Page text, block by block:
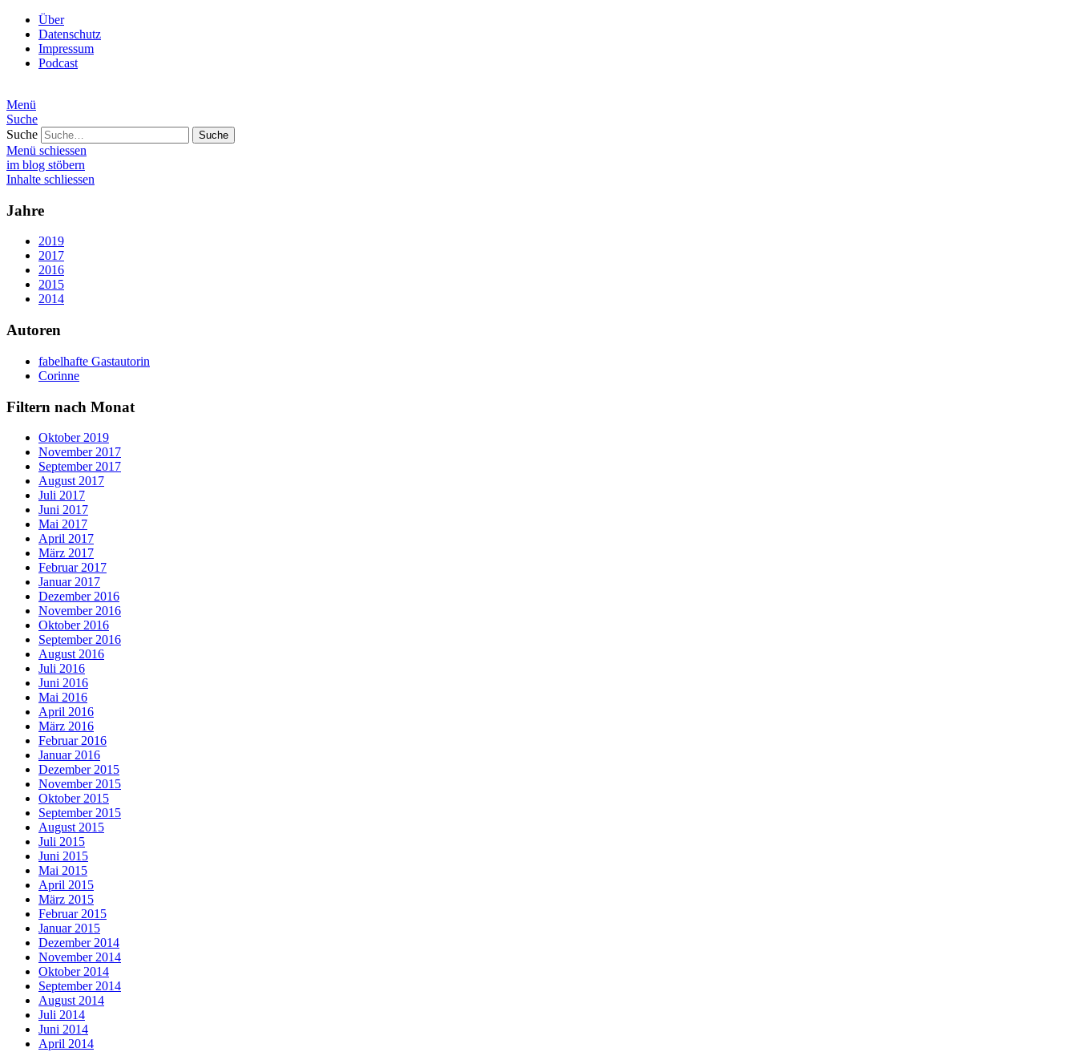
Über
Datenschutz
Impressum
Podcast
Menü
Suche
Suche
Menü schiessen
im blog stöbern
Inhalte schliessen
Jahre
2019
2017
2016
2015
2014
Autoren
fabelhafte Gastautorin
Corinne
Filtern nach Monat
Oktober 2019
November 2017
September 2017
August 2017
Juli 2017
Juni 2017
Mai 2017
April 2017
März 2017
Februar 2017
Januar 2017
Dezember 2016
November 2016
Oktober 2016
September 2016
August 2016
Juli 2016
Juni 2016
Mai 2016
April 2016
März 2016
Februar 2016
Januar 2016
Dezember 2015
November 2015
Oktober 2015
September 2015
August 2015
Juli 2015
Juni 2015
Mai 2015
April 2015
März 2015
Februar 2015
Januar 2015
Dezember 2014
November 2014
Oktober 2014
September 2014
August 2014
Juli 2014
Juni 2014
April 2014